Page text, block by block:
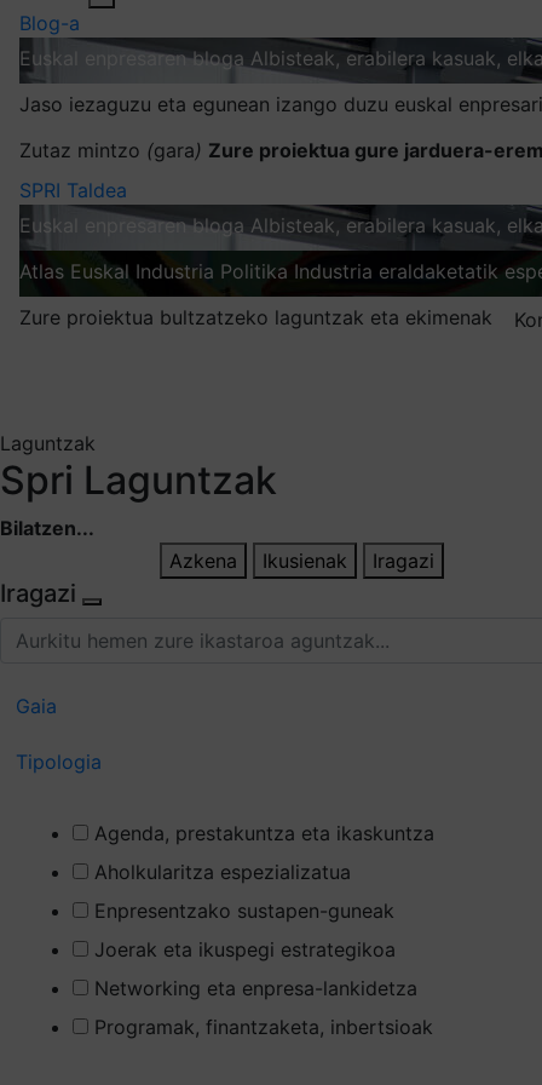
Blog-a
Euskal enpresaren bloga Albisteak, erabilera kasuak,
Jaso iezaguzu eta egunean izango duzu euskal
Zutaz mintzo (gara) Zure proiektua gure jarduera-
SPRI Taldea
Euskal enpresaren bloga Albisteak, erabilera kasuak,
Atlas Euskal Industria Politika Industria eraldaketatik
Zure proiektua bultzatzeko laguntzak eta ekimenak
Laguntzak
Spri Laguntzak
Bilatzen...
Azkena
Ikusienak Iragazi
Iragazi
Gaia
Tipologia
Agenda, prestakuntza eta ikaskuntza
Aholkularitza espezializatua
Enpresentzako sustapen-guneak
Joerak eta ikuspegi estrategikoa
Networking eta enpresa-lankidetza
Programak, finantzaketa, inbertsioak